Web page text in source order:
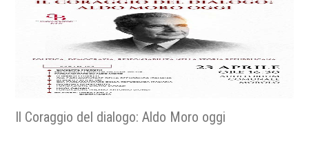
Religiose e religiosi nella resistenza - La fede nella